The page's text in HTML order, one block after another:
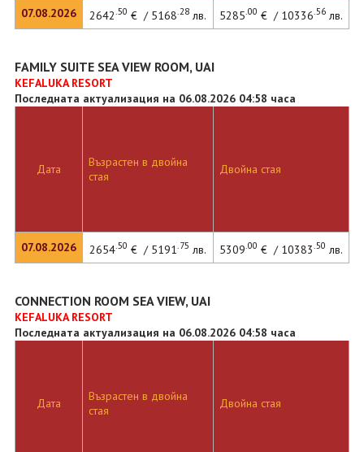
07.08.2026 2642.50 € / 5168.28лв. 5285.00 € / 10336.56лв.
FAMILY SUITE SEA VIEW ROOM, UAI
KEFALUKA RESORT
Последната актуализация на 06.08.2026 04:58 часа
Дата
07.08.2026
Възрастен в двойна
стая
Двойна стая
2654.50 € / 5191.75 лв. 5309.00 € / 10383.50 лв.
CONNECTION ROOM SEA VIEW, UAI
KEFALUKA RESORT
Последната актуализация на 06.08.2026 04:58 часа
Дата
Възрастен в двойна
стая
Двойна стая